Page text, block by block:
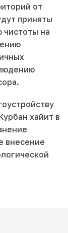
от
приняты
на
хайит в
внесение